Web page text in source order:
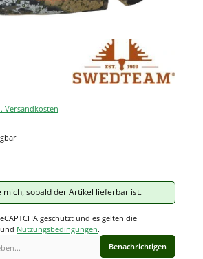
Versandkosten
mich, sobald der Artikel lieferbar ist.
geschützt und es gelten die
und Nutzungsbedingungen.
Benachrichtigen